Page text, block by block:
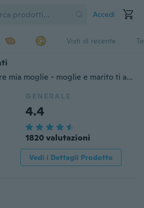
Accedi
Visti di recente
Ciondolo collana cuore mia moglie - moglie e marito ti amo regali per moglie argento
GENERALE
4.4
1820 valutazioni
Vedi i Dettagli Prodotto